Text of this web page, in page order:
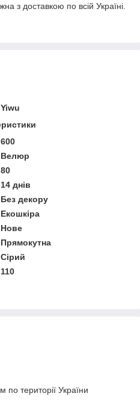
з доставкою по всій Україні.
Yiwu
600
Велюр
80
14 днів
Без декору
Екошкіра
Нове
Прямокутна
Сірий
110
по території України